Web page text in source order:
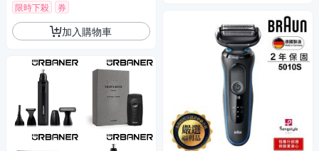
限時下殺 券
加入購物車